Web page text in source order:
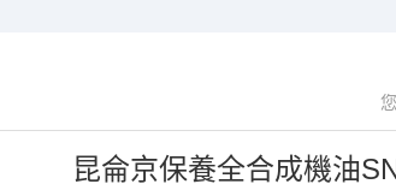
昆侖京保養全合成機油